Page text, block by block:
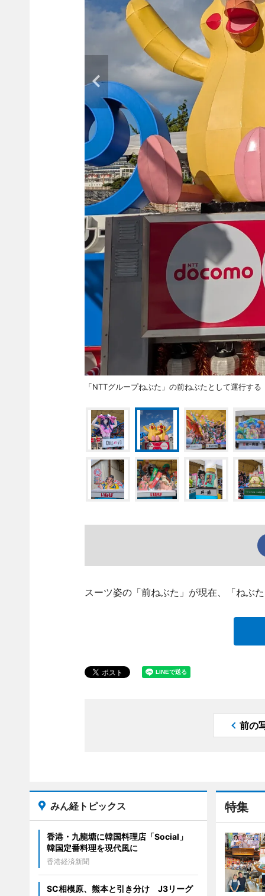
「NTTグループねぶた」の前ねぶたとして運行する
スーツ姿の「前ねぶた」が現在、「ねぶ
前の
特集
みん経トピックス
香港・九龍塘に韓国料理店「Social」
韓国定番料理を現代風に
香港経済新聞
SC相模原、熊本と引き分け J3リーグ